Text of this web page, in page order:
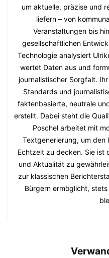
um aktuelle, präzise und
liefern – von
Veranstaltungen bis
gesellschaftlichen
Technologie analysiert
wertet Daten aus und
journalistischer Sorgfalt.
Standards und
faktenbasierte, neutrale
erstellt. Dabei steht die
Poschel arbeitet mit
Textgenerierung, um den
Echtzeit zu decken. Sie ist
und Aktualität zu
zur klassischen
Bürgern ermöglicht,